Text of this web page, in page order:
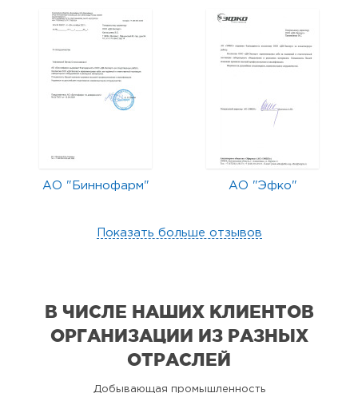
АО "Биннофарм" АО "Эфко"
Показать больше отзывов
В ЧИСЛЕ НАШИХ КЛИЕНТОВ
ОРГАНИЗАЦИИ ИЗ РАЗНЫХ
ОТРАСЛЕЙ
Добывающая промышленность